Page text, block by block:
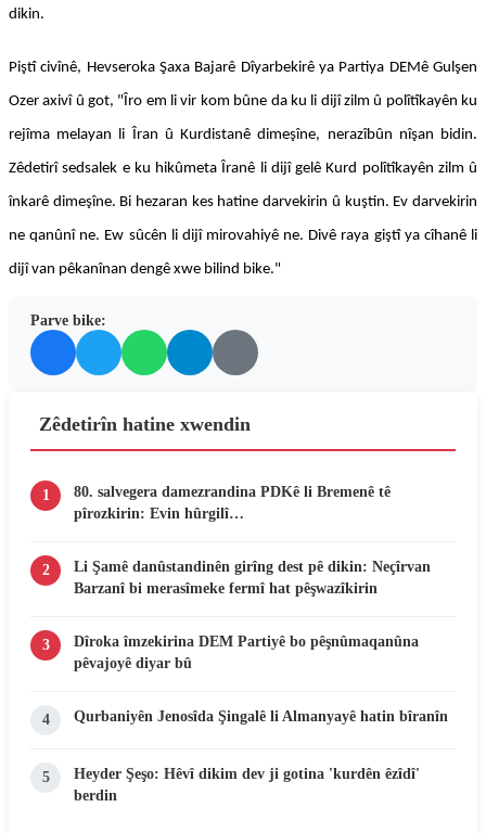
dikin.
Piştî civînê, Hevseroka Şaxa Bajarê Dîyarbekirê ya Partiya DEMê Gulşen
Ozer axivî û got, "Îro em li vir kom bûne da ku li dijî zilm û polîtîkayên ku
rejîma melayan li Îran û Kurdistanê dimeşîne, nerazîbûn nîşan bidin.
Zêdetirî sedsalek e ku hikûmeta Îranê li dijî gelê Kurd polîtîkayên zilm û
înkarê dimeşîne. Bi hezaran kes hatine darvekirin û kuştin. Ev darvekirin
ne qanûnî ne. Ew sûcên li dijî mirovahiyê ne. Divê raya giştî ya cîhanê li
dijî van pêkanînan dengê xwe bilind bike."
Parve bike:
Zêdetirîn hatine xwendin
1
80. salvegera damezrandina PDKê li Bremenê tê
pîrozkirin: Evin hûrgilî…
2
Li Şamê danûstandinên girîng dest pê dikin: Neçîrvan
Barzanî bi merasîmeke fermî hat pêşwazîkirin
3
Dîroka îmzekirina DEM Partiyê bo pêşnûmaqanûna
pêvajoyê diyar bû
4 Qurbaniyên Jenosîda Şingalê li Almanyayê hatin bîranîn
5
Heyder Şeşo: Hêvî dikim dev ji gotina 'kurdên êzîdî'
berdin